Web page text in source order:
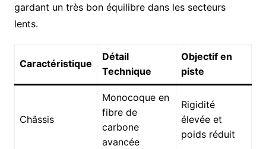
gardant un très bon équilibre dans les secteurs
lents.
Caractéristique
Détail
Technique
Objectif en
piste
Châssis
Monocoque en
fibre de
carbone
avancée
Rigidité
élevée et
poids réduit